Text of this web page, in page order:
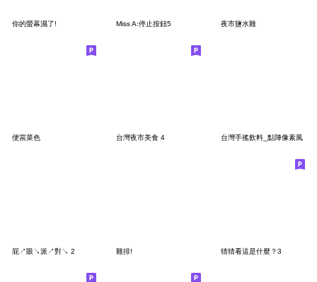
你的螢幕濕了! Miss A:停止按鈕5 夜市鹽水雞
便當菜色 台灣夜市美食 4 台灣手搖飲料_點陣像素風
屁↗️眼↘️派↗️對↘️ 2 雞排! 猜猜看這是什麼？3